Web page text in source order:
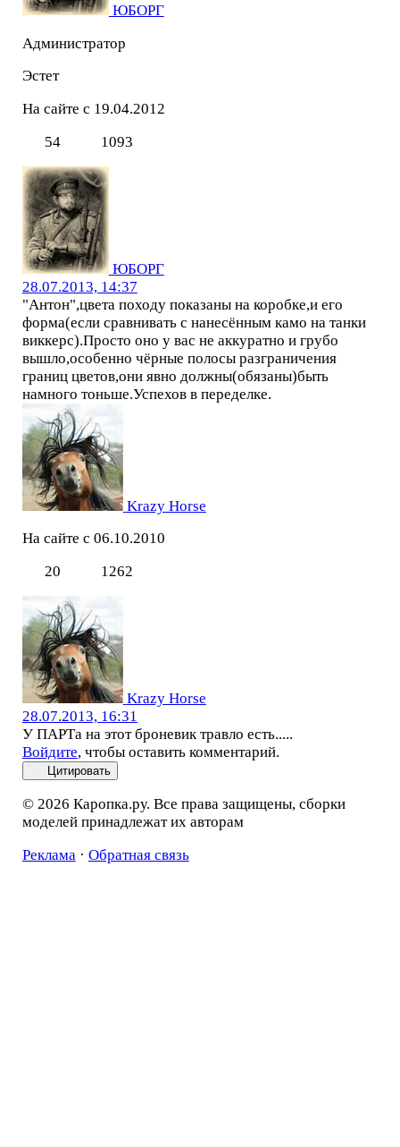
ЮБОРГ
Администратор
Эстет
На сайте с 19.04.2012
54
1093
ЮБОРГ
28.07.2013, 14:37
"Антон",цвета походу показаны на коробке,и его
форма(если сравнивать с нанесённым камо на танки
виккерс).Просто оно у вас не аккуратно и грубо
вышло,особенно чёрные полосы разграничения
границ цветов,они явно должны(обязаны)быть
намного тоньше.Успехов в переделке.
Krazy Horse
На сайте с 06.10.2010
20
1262
Krazy Horse
28.07.2013, 16:31
У ПАРТа на этот броневик травло есть.....
Войдите, чтобы оставить комментарий.
Цитировать
© 2026 Каропка.ру. Все права защищены, сборки
моделей принадлежат их авторам
Реклама · Обратная связь